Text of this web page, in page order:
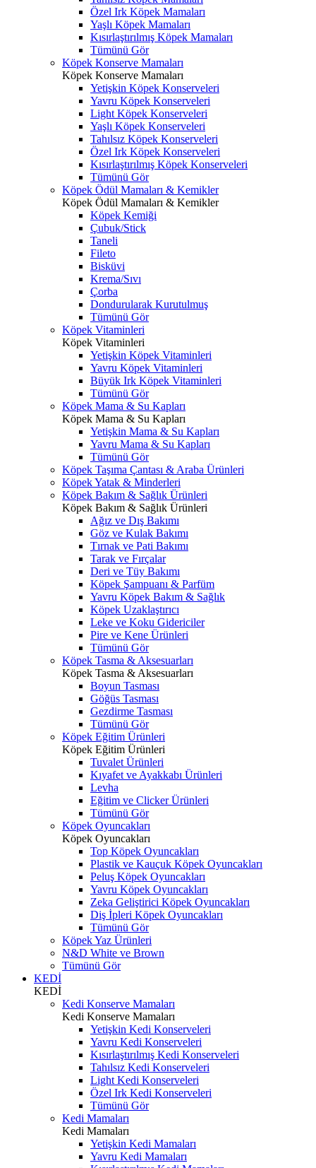
Özel Irk Köpek Mamaları
Yaşlı Köpek Mamaları
Kısırlaştırılmış Köpek Mamaları
Tümünü Gör
Köpek Konserve Mamaları
Köpek Konserve Mamaları
Yetişkin Köpek Konserveleri
Yavru Köpek Konserveleri
Light Köpek Konserveleri
Yaşlı Köpek Konserveleri
Tahılsız Köpek Konserveleri
Özel Irk Köpek Konserveleri
Kısırlaştırılmış Köpek Konserveleri
Tümünü Gör
Köpek Ödül Mamaları & Kemikler
Köpek Ödül Mamaları & Kemikler
Köpek Kemiği
Çubuk/Stick
Taneli
Fileto
Bisküvi
Krema/Sıvı
Çorba
Dondurularak Kurutulmuş
Tümünü Gör
Köpek Vitaminleri
Köpek Vitaminleri
Yetişkin Köpek Vitaminleri
Yavru Köpek Vitaminleri
Büyük Irk Köpek Vitaminleri
Tümünü Gör
Köpek Mama & Su Kapları
Köpek Mama & Su Kapları
Yetişkin Mama & Su Kapları
Yavru Mama & Su Kapları
Tümünü Gör
Köpek Taşıma Çantası & Araba Ürünleri
Köpek Yatak & Minderleri
Köpek Bakım & Sağlık Ürünleri
Köpek Bakım & Sağlık Ürünleri
Ağız ve Dış Bakımı
Göz ve Kulak Bakımı
Tırnak ve Pati Bakımı
Tarak ve Fırçalar
Deri ve Tüy Bakımı
Köpek Şampuanı & Parfüm
Yavru Köpek Bakım & Sağlık
Köpek Uzaklaştırıcı
Leke ve Koku Gidericiler
Pire ve Kene Ürünleri
Tümünü Gör
Köpek Tasma & Aksesuarları
Köpek Tasma & Aksesuarları
Boyun Tasması
Göğüs Tasması
Gezdirme Tasması
Tümünü Gör
Köpek Eğitim Ürünleri
Köpek Eğitim Ürünleri
Tuvalet Ürünleri
Kıyafet ve Ayakkabı Ürünleri
Levha
Eğitim ve Clicker Ürünleri
Tümünü Gör
Köpek Oyuncakları
Köpek Oyuncakları
Top Köpek Oyuncakları
Plastik ve Kauçuk Köpek Oyuncakları
Peluş Köpek Oyuncakları
Yavru Köpek Oyuncakları
Zeka Geliştirici Köpek Oyuncakları
Diş İpleri Köpek Oyuncakları
Tümünü Gör
Köpek Yaz Ürünleri
N&D White ve Brown
Tümünü Gör
KEDİ
KEDİ
Kedi Konserve Mamaları
Kedi Konserve Mamaları
Yetişkin Kedi Konserveleri
Yavru Kedi Konserveleri
Kısırlaştırılmış Kedi Konserveleri
Tahılsız Kedi Konserveleri
Light Kedi Konserveleri
Özel Irk Kedi Konserveleri
Tümünü Gör
Kedi Mamaları
Kedi Mamaları
Yetişkin Kedi Mamaları
Yavru Kedi Mamaları